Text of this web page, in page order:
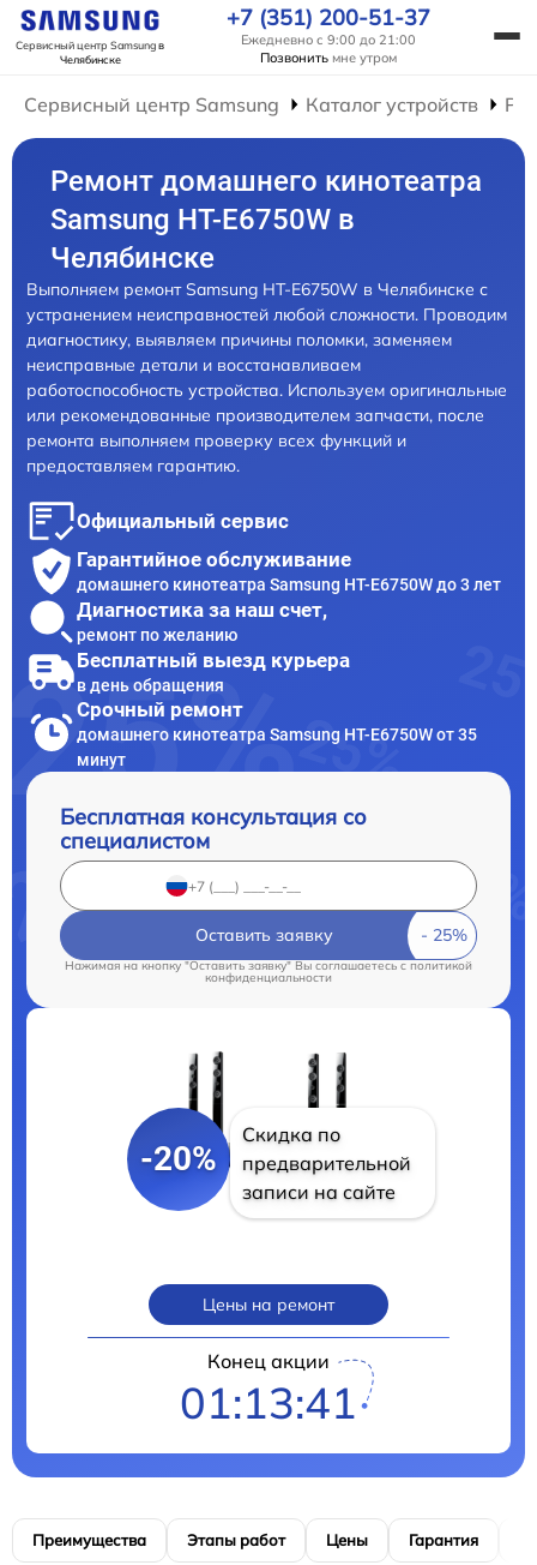
Сервисный центр Samsungв
Челябинске
+7 (351) 200-51-37
Ежедневно с 9:00 до 21:00
Позвонить мне утром
Сервисный центр Samsung Каталог устройств
Ремонт домашнего кинотеатра
Samsung HT-E6750W в
Челябинске
Выполняем ремонт Samsung HT-E6750W в Челябинске с
устранением неисправностей любой сложности. Проводим
диагностику, выявляем причины поломки, заменяем
неисправные детали и восстанавливаем
работоспособность устройства. Используем оригинальные
или рекомендованные производителем запчасти, после
ремонта выполняем проверку всех функций и
предоставляем гарантию.
Официальный сервис
Гарантийное обслуживание
домашнего кинотеатра Samsung HT-E6750W до 3 лет
Диагностика за наш счет,
ремонт по желанию
Бесплатный выезд курьера
в день обращения
Срочный ремонт
домашнего кинотеатра Samsung HT-E6750W от 35
минут
Бесплатная консультация со
специалистом
Оставить заявку
Нажимая на кнопку "Оставить заявку" Вы соглашаетесь c политикой
конфиденциальности
-20%
Скидка по
предварительной
записи на сайте
Цены на ремонт
Конец акции
01:13:40
Преимущества Этапы работ Цены Гарантия